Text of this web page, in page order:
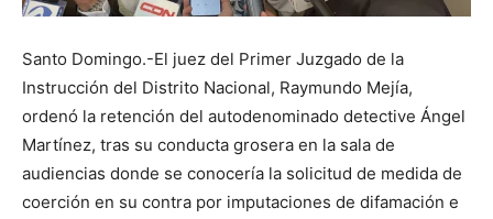
Santo Domingo.-El juez del Primer Juzgado de la
Instrucción del Distrito Nacional, Raymundo Mejía,
ordenó la retención del autodenominado detective Ángel
Martínez, tras su conducta grosera en la sala de
audiencias donde se conocería la solicitud de medida de
coerción en su contra por imputaciones de difamación e